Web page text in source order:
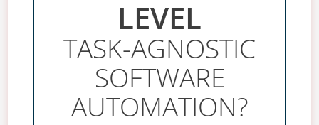
LEVEL
TASK-AGNOSTIC
SOFTWARE
AUTOMATION?